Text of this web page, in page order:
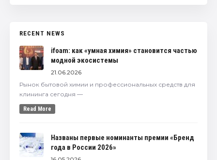
RECENT NEWS
ifoam: как «умная химия» становится частью
модной экосистемы
21.06.2026
Рынок бытовой химии и профессиональных средств для
клининга сегодня —
Read More
Названы первые номинанты премии «Бренд
года в России 2026»